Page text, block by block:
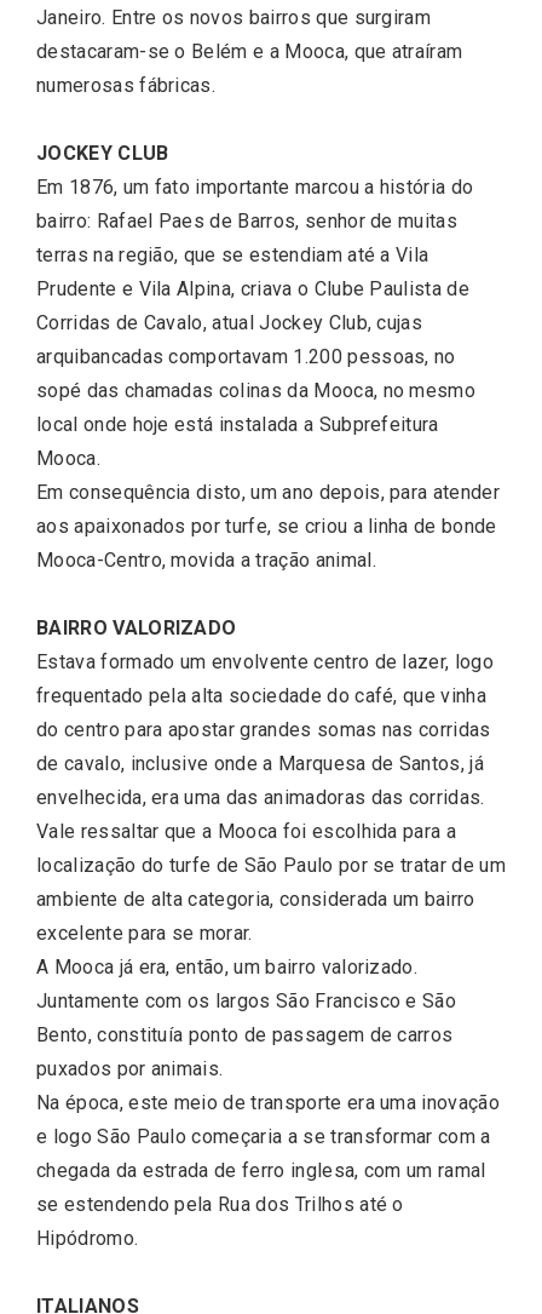
Janeiro. Entre os novos bairros que surgiram
destacaram-se o Belém e a Mooca, que atraíram
numerosas fábricas.
JOCKEY CLUB
Em 1876, um fato importante marcou a história do
bairro: Rafael Paes de Barros, senhor de muitas
terras na região, que se estendiam até a Vila
Prudente e Vila Alpina, criava o Clube Paulista de
Corridas de Cavalo, atual Jockey Club, cujas
arquibancadas comportavam 1.200 pessoas, no
sopé das chamadas colinas da Mooca, no mesmo
local onde hoje está instalada a Subprefeitura
Mooca.
Em consequência disto, um ano depois, para atender
aos apaixonados por turfe, se criou a linha de bonde
Mooca-Centro, movida a tração animal.
BAIRRO VALORIZADO
Estava formado um envolvente centro de lazer, logo
frequentado pela alta sociedade do café, que vinha
do centro para apostar grandes somas nas corridas
de cavalo, inclusive onde a Marquesa de Santos, já
envelhecida, era uma das animadoras das corridas.
Vale ressaltar que a Mooca foi escolhida para a
localização do turfe de São Paulo por se tratar de um
ambiente de alta categoria, considerada um bairro
excelente para se morar.
A Mooca já era, então, um bairro valorizado.
Juntamente com os largos São Francisco e São
Bento, constituía ponto de passagem de carros
puxados por animais.
Na época, este meio de transporte era uma inovação
e logo São Paulo começaria a se transformar com a
chegada da estrada de ferro inglesa, com um ramal
se estendendo pela Rua dos Trilhos até o
Hipódromo.
ITALIANOS